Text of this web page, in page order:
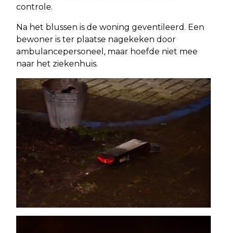
controle.
Na het blussen is de woning geventileerd. Een
bewoner is ter plaatse nagekeken door
ambulancepersoneel, maar hoefde niet mee
naar het ziekenhuis.